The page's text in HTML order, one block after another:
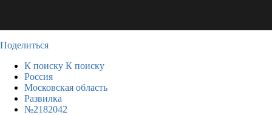
Поделиться
К поиску К поиску
Россия
Московская область
Развилка
№2182042